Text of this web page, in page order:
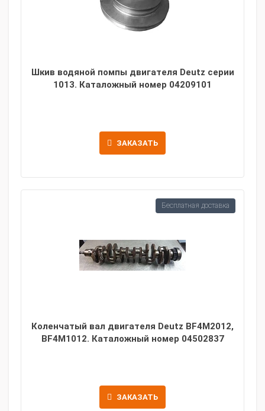
Шкив водяной помпы двигателя Deutz серии
1013. Каталожный номер 04209101
ЗАКАЗАТЬ
Коленчатый вал двигателя Deutz BF4M2012,
BF4M1012. Каталожный номер 04502837
ЗАКАЗАТЬ
Бесплатная доставка